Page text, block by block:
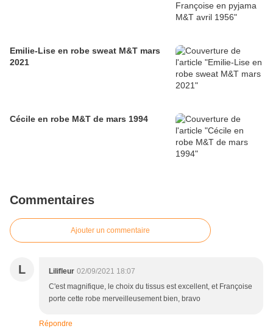
Emilie-Lise en robe sweat M&T mars
2021
Cécile en robe M&T de mars 1994
Commentaires
Ajouter un commentaire
L Lilifleur 02/09/2021 18:07
C'est magnifique, le choix du tissus est excellent, et Françoise
porte cette robe merveilleusement bien, bravo
Répondre